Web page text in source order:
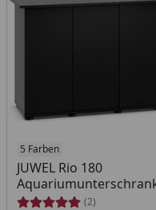
5 Farben
JUWEL Rio 180
(2)